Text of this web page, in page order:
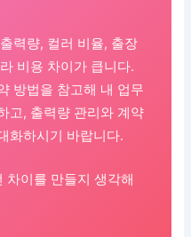
력량, 컬러 비율, 출장
비용 차이가 큽니다.
방법을 참고해 내 업무
고, 출력량 관리와 계약
화하시기 바랍니다.
차이를 만들지 생각해